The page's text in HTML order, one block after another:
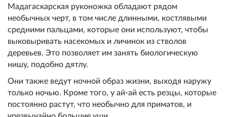
Мадагаскарская руконожка обладают рядом
необычных черт, в том числе длинными, костлявыми
средними пальцами, которые они используют, чтобы
выковыривать насекомых и личинок из стволов
деревьев. Это позволяет им занять биологическую
нишу, подобно дятлу.
Они также ведут ночной образ жизни, выходя наружу
только ночью. Кроме того, у ай-ай есть резцы, которые
постоянно растут, что необычно для приматов, и